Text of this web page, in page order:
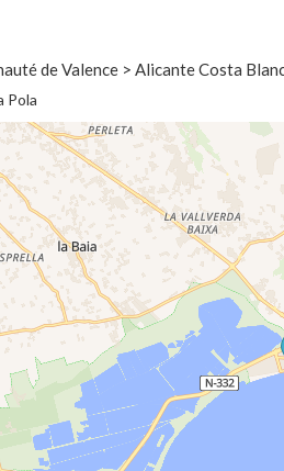
de Valence > Alicante Costa
Pola